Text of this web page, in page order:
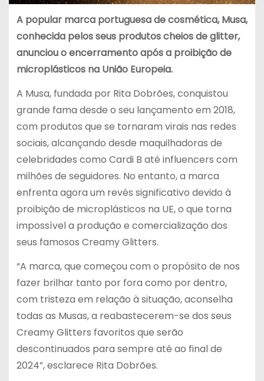
A popular marca portuguesa de cosmética, Musa,
conhecida pelos seus produtos cheios de glitter,
anunciou o encerramento após a proibição de
microplásticos na União Europeia.
A Musa, fundada por Rita Dobrões, conquistou
grande fama desde o seu lançamento em 2018,
com produtos que se tornaram virais nas redes
sociais, alcançando desde maquilhadoras de
celebridades como Cardi B até influencers com
milhões de seguidores. No entanto, a marca
enfrenta agora um revés significativo devido à
proibição de microplásticos na UE, o que torna
impossível a produção e comercialização dos
seus famosos Creamy Glitters.
“A marca, que começou com o propósito de nos
fazer brilhar tanto por fora como por dentro,
com tristeza em relação à situação, aconselha
todas as Musas, a reabastecerem-se dos seus
Creamy Glitters favoritos que serão
descontinuados para sempre até ao final de
2024”, esclarece Rita Dobrões.